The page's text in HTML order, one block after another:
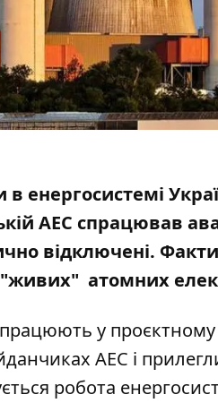
енергосистемі
АЕС спрацював
відключені.
атомних
у
АЕС і
робота